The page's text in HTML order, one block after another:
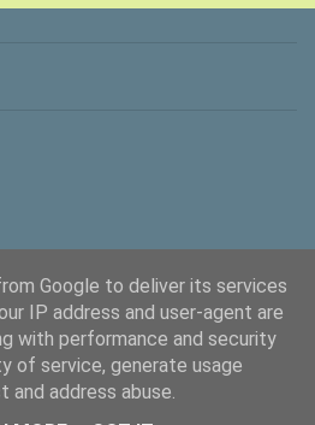
το Blogger
Google to deliver its services
IP address and user-agent are
with performance and security
of service, generate usage
address abuse.